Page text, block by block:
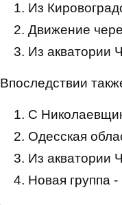
Из
Движение
Из акватории
Впоследствии
С
Одесская
Из акватории
Новая группа